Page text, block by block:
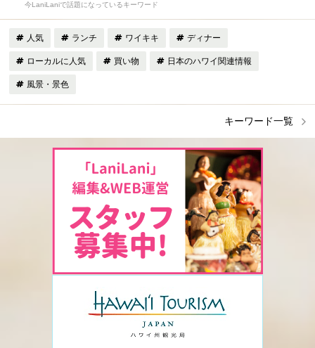
今LaniLaniで話題になっているキーワード
人気 ランチ ワイキキ ディナー
ローカルに人気 買い物 日本のハワイ関連情報
風景・景色
キーワード一覧